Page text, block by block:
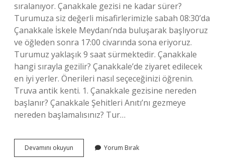
sıralanıyor. Çanakkale gezisi ne kadar sürer?
Turumuza siz değerli misafirlerimizle sabah 08:30’da
Çanakkale İskele Meydanı’nda buluşarak başlıyoruz
ve öğleden sonra 17:00 civarında sona eriyoruz.
Turumuz yaklaşık 9 saat sürmektedir. Çanakkale
hangi sırayla gezilir? Çanakkale’de ziyaret edilecek
en iyi yerler. Önerileri nasıl seçeceğinizi öğrenin.
Truva antik kenti. 1. Çanakkale gezisine nereden
başlanır? Çanakkale Şehitleri Anıtı’nı gezmeye
nereden başlamalısınız? Tur…
Devamını okuyun Çanakkale
Bir
Yorum Bırak